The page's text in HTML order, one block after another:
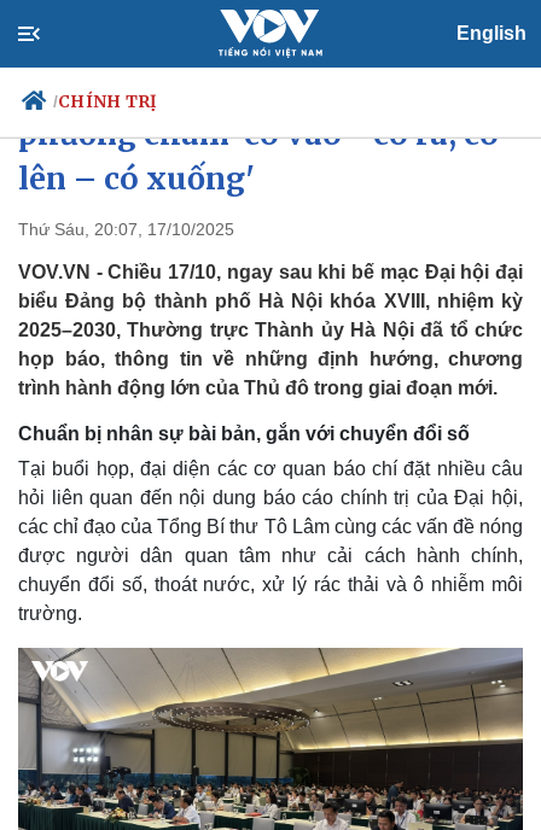
English
/CHÍNH TRỊ
Chính trị
Tổ chức nhân sự
Quốc hội
Nhận diện sự thật
Dự báo thời tiết
Giáo dục
Dấu ấn VOV
Việc làm
Biển đảo
Công tác nhân sự của Hà Nội với
phương châm ‘có vào - có ra, có
lên – có xuống'
Thứ Sáu, 20:07, 17/10/2025
VOV.VN - Chiều 17/10, ngay sau khi bế mạc Đại hội đại
biểu Đảng bộ thành phố Hà Nội khóa XVIII, nhiệm kỳ
2025–2030, Thường trực Thành ủy Hà Nội đã tổ chức
họp báo, thông tin về những định hướng, chương
trình hành động lớn của Thủ đô trong giai đoạn mới.
Chuẩn bị nhân sự bài bản, gắn với chuyển đổi số
Tại buổi họp, đại diện các cơ quan báo chí đặt nhiều câu
hỏi liên quan đến nội dung báo cáo chính trị của Đại hội,
các chỉ đạo của Tổng Bí thư Tô Lâm cùng các vấn đề nóng
được người dân quan tâm như cải cách hành chính,
chuyển đổi số, thoát nước, xử lý rác thải và ô nhiễm môi
trường.